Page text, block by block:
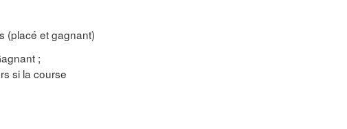
(placé et gagnant)
;
si la course